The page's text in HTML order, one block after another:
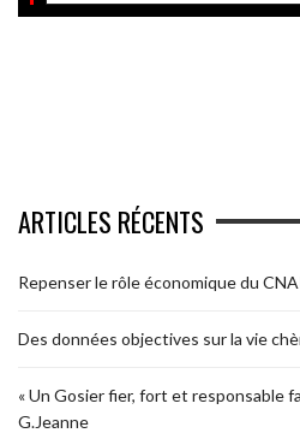
ARTICLES RÉCENTS
Repenser le rôle économique du
Des données objectives sur la vie
« Un Gosier fier, fort et responsable
G.Jeanne